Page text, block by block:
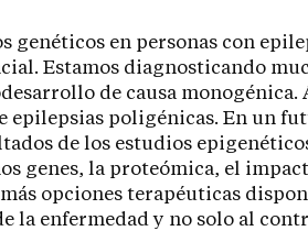
genéticos en personas con
Estamos diagnosticando
de causa monogénica.
epilepsias poligénicas. En un
de los estudios
genes, la proteómica, el
opciones terapéuticas
la enfermedad y no solo al